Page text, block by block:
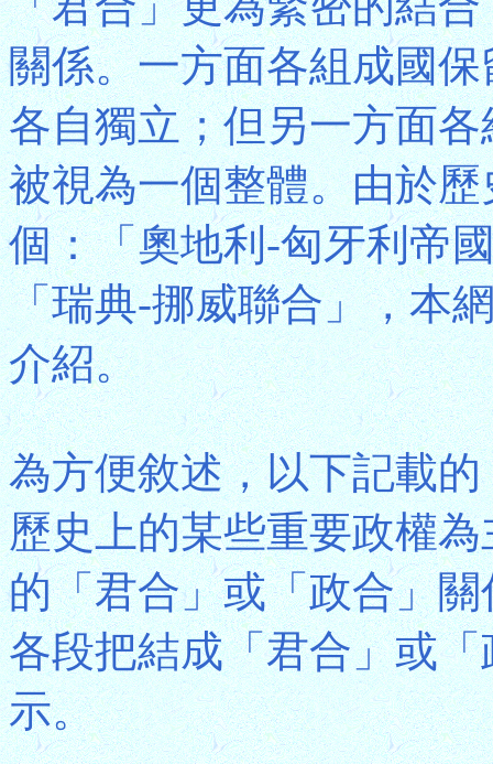
關係。一方面各組成國
各自獨立；但另一方面
被視為一個整體。由於
個：「奧地利-匈牙利帝
「瑞典-挪威聯合」，本
介紹。
為方便敘述，以下記載
歷史上的某些重要政權
的「君合」或「政合」
各段把結成「君合」或
示。